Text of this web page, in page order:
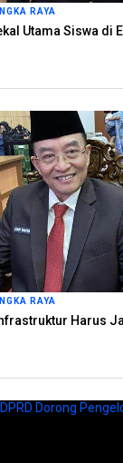
RAYA
Utama Siswa di
RAYA
Harus